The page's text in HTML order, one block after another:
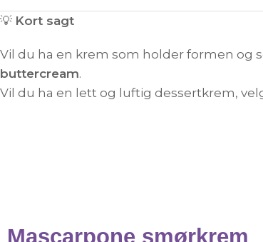
💡 Kort sagt
Vil du ha en krem som holder formen og
buttercream.
Vil du ha en lett og luftig dessertkrem,
Mascarpone smørkrem